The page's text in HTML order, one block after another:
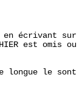
en écrivant sur
est omis ou
longue le sont